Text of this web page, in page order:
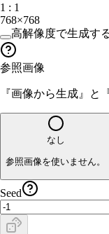
1 : 1
768×768
高解像度で生成す
参照画像
『画像から生成』と
なし
参照画像を使いません。
Seed